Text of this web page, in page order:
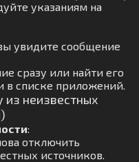
указаниям на
увидите сообщение
сразу или найти его
в списке приложений.
из неизвестных
:
отключить
источников.